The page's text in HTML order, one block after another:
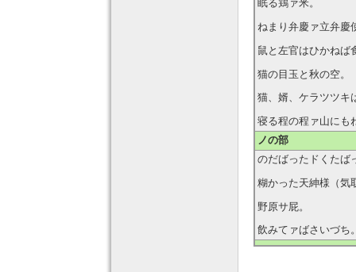
眠る鶏ァ米。
ねまり弁慶ァ立弁慶
鼠と左官はひかねば
猫の目玉と秋の空。
猫、婿、ケラツツキ
寝る程の程ァ山にも
ノの部
のだばったドくた
糊かった天紳様（気
野原サ屁。
飲みてァばさいづち